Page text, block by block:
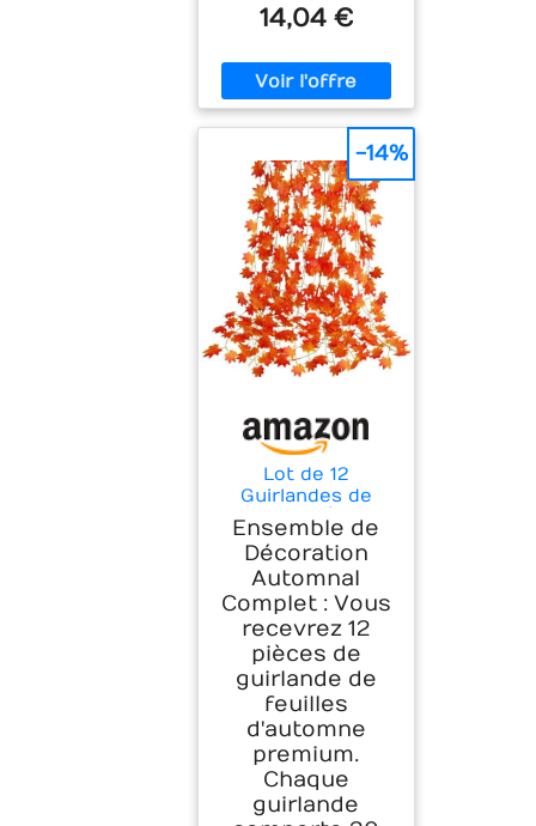
14,04 €
Lot de 12
Guirlandes de
Feuilles d'Érable
Automne 2,4 m -
Fausses Feuilles
d'automne
Décoratives pour
Décorations de
Thanksgiving, Noël
- Décoration
Murale pour
Maison, Jardin,
Hôtel, Mariage et
Fête
Ensemble de
Décoration
Automnal
Complet : Vous
recevrez 12
pièces de
guirlande de
feuilles
d'automne
premium.
Chaque
guirlande
-14%